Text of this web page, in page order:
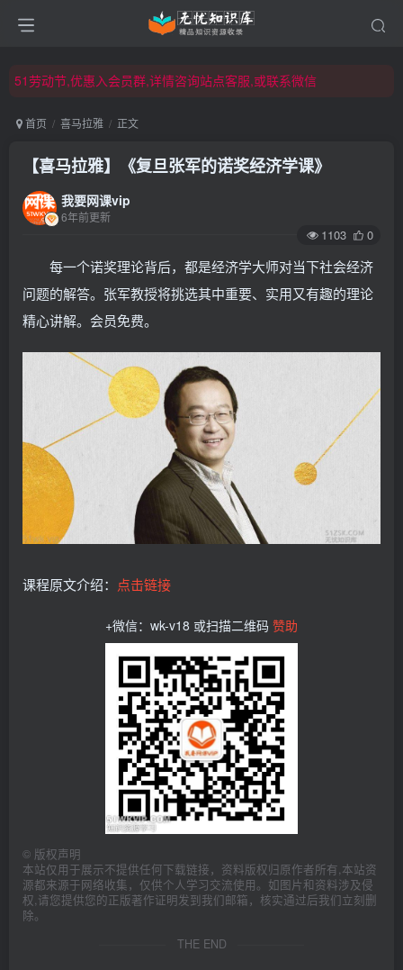
51劳动节,优惠入会员群,详情咨询站点客服,或联系微信
51劳动节,优惠入会员群,详情咨询站点客服,或联系微信
首页 喜马拉雅 正文
【喜马拉雅】《复旦张军的诺奖经济学课》
我要网课vip
6年前更新
1103 0
每一个诺奖理论背后，都是经济学大师对当下社会经济
问题的解答。张军教授将挑选其中重要、实用又有趣的理论
精心讲解。会员免费。
课程原文介绍： 点击链接
+微信：wk-v18 或扫描二维码 赞助
© 版权声明
本站仅用于展示不提供任何下载链接，资料版权归原作者所有,本站资
源都来源于网络收集，仅供个人学习交流使用。如图片和资料涉及侵
权,请您提供您的正版著作证明发到我们邮箱，核实通过后我们立刻删
除。
THE END